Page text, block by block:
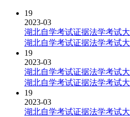
19
2023-03
湖北自学考试证据法学考试
湖北自学考试证据法学考试
19
2023-03
湖北自学考试证据法学考试
湖北自学考试证据法学考试
19
2023-03
湖北自学考试证据法学考试